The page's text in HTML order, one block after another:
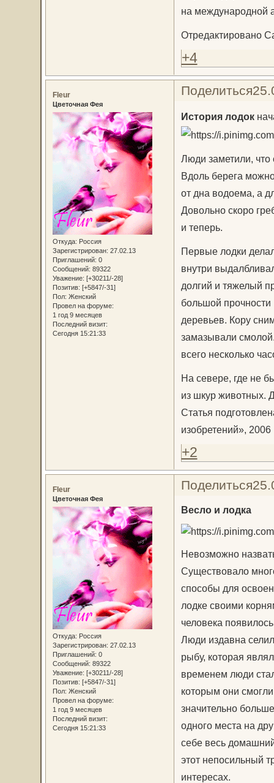
на международной
Отредактировано
+4
Поделиться
Fleur
Цветочная Фея
Откуда: Россия
Зарегистрирован: 27.02.13
Приглашений: 0
Сообщений: 89322
Уважение: [+30211/-28]
Позитив: [+5847/-31]
Пол: Женский
Провел на форуме:
1 год 9 месяцев
Последний визит:
Сегодня 15:21:33
История лодок
Люди заметили, что
Вдоль берега
от дна водоема, а
Довольно скоро
и теперь.
Первые лодки
внутри
долгий и тяжелый
большой прочности
деревьев. Кору
замазывали
всего несколько
На севере, где не
из шкур животных.
Статья
изобретений», 2006
+2
Поделиться
Fleur
Цветочная Фея
Откуда: Россия
Зарегистрирован: 27.02.13
Приглашений: 0
Сообщений: 89322
Уважение: [+30211/-28]
Позитив: [+5847/-31]
Пол: Женский
Провел на форуме:
1 год 9 месяцев
Последний визит:
Сегодня 15:21:33
Весло и лодка
Невозможно
Существовало
способы для
лодке своими
человека
Люди издавна
рыбу, которая
временем люди
которым они
значительно
одного места на
себе весь
этот непосильный
интересах.